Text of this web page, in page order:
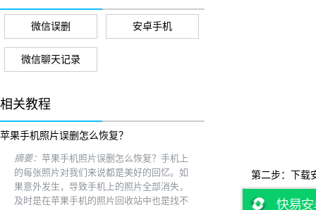
微信误删 安卓手机
微信聊天记录
相关教程
苹果手机照片误删怎么恢复？
摘要： 苹果手机照片误删怎么恢复？手机上
的每张照片对我们来说都是美好的回忆。如
果意外发生，导致手机上的照片全部消失，
及时是在苹果手机的照片回收站中也是找不
第二步：下载